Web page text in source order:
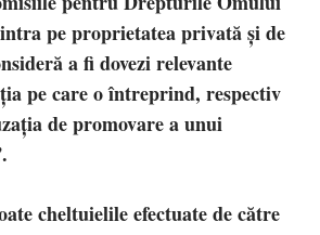
pe proprietatea privată și de
a fi dovezi relevante
pe care o întreprind, respectiv
de promovare a unui
cheltuielile efectuate de către